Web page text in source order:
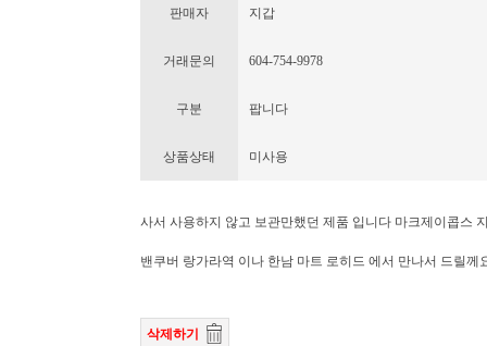
판매자 지갑
거래문의 604-754-9978
구분 팝니다
상품상태 미사용
사서 사용하지 않고 보관만했던 제품 입니다 마크제이콥스
밴쿠버 랑가라역 이나 한남 마트 로히드 에서 만나서 드릴께
삭제하기